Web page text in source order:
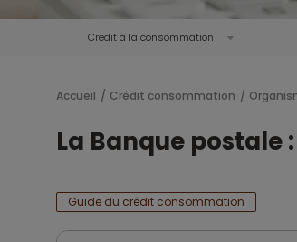
Credit à la consommation
Accueil Crédit consommation
La Banque
Guide du crédit consommation